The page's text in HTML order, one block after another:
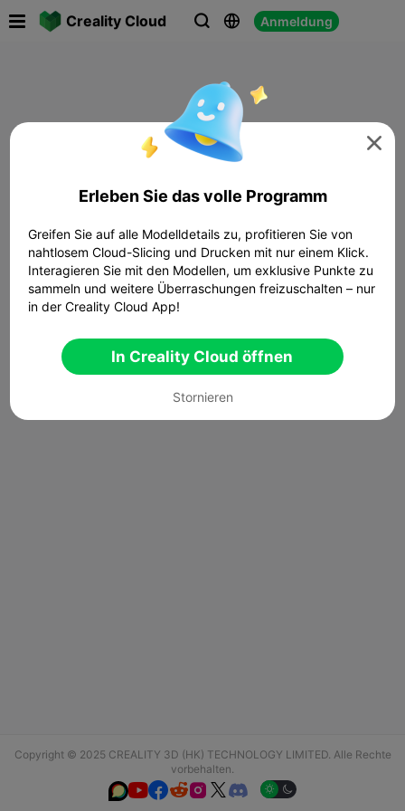
Creality Cloud   Anmeldung
Copyright © 2025 CREALITY 3D (HK) TECHNOLOGY LIMITED. Alle Rechte
vorbehalten.
  

Erleben Sie das volle Programm
Greifen Sie auf alle Modelldetails zu, profitieren Sie von
nahtlosem Cloud-Slicing und Drucken mit nur einem Klick.
Interagieren Sie mit den Modellen, um exklusive Punkte zu
sammeln und weitere Überraschungen freizuschalten – nur
in der Creality Cloud App!
In Creality Cloud öffnen
Stornieren